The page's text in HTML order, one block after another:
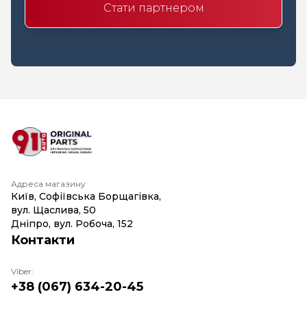
Стати партнером
Адреса магазину
Київ, Софіївська Борщагівка,
вул. Щаслива, 50
Дніпро, вул. Робоча, 152
Контакти
Viber:
+38 (067) 634-20-45